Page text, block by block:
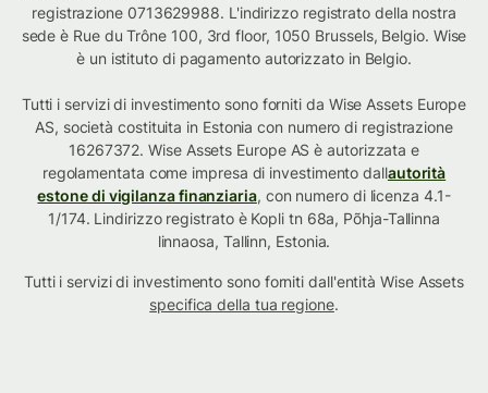
registrazione 0713629988. L'indirizzo registrato della nostra
sede è Rue du Trône 100, 3rd floor, 1050 Brussels, Belgio. Wise
è un istituto di pagamento autorizzato in Belgio.
Tutti i servizi di investimento sono forniti da Wise Assets Europe
AS, società costituita in Estonia con numero di registrazione
16267372. Wise Assets Europe AS è autorizzata e
regolamentata come impresa di investimento dallautorità
estone di vigilanza finanziaria, con numero di licenza 4.1-
1/174. Lindirizzo registrato è Kopli tn 68a, Põhja-Tallinna
linnaosa, Tallinn, Estonia.
Tutti i servizi di investimento sono forniti dall'entità Wise Assets
specifica della tua regione.